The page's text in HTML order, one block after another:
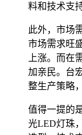
料和技术支
此外，市场
市场需求旺
上涨。而在
加亲民。台
整生产策略
值得一提的
光LED灯珠